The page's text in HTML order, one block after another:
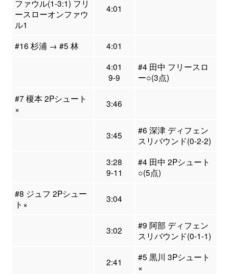
ファウル(1-3:1) フリ
ースローオンファウ
ル1
4:01
#16 杉浦 → #5 林
4:01
4:01
9-9
#4 田中 フリースロ
ー○(3点)
#7 榎本 2Pシュート
×
3:46
3:45
#6 深津 ディフェン
スリバウンド(0-2-2)
3:28
9-11
#4 田中 2Pシュート
○(5点)
#8 ジュフ 2Pシュー
ト×
3:04
3:02
#9 阿部 ディフェン
スリバウンド(0-1-1)
2:41
#5 黒川 3Pシュート
×